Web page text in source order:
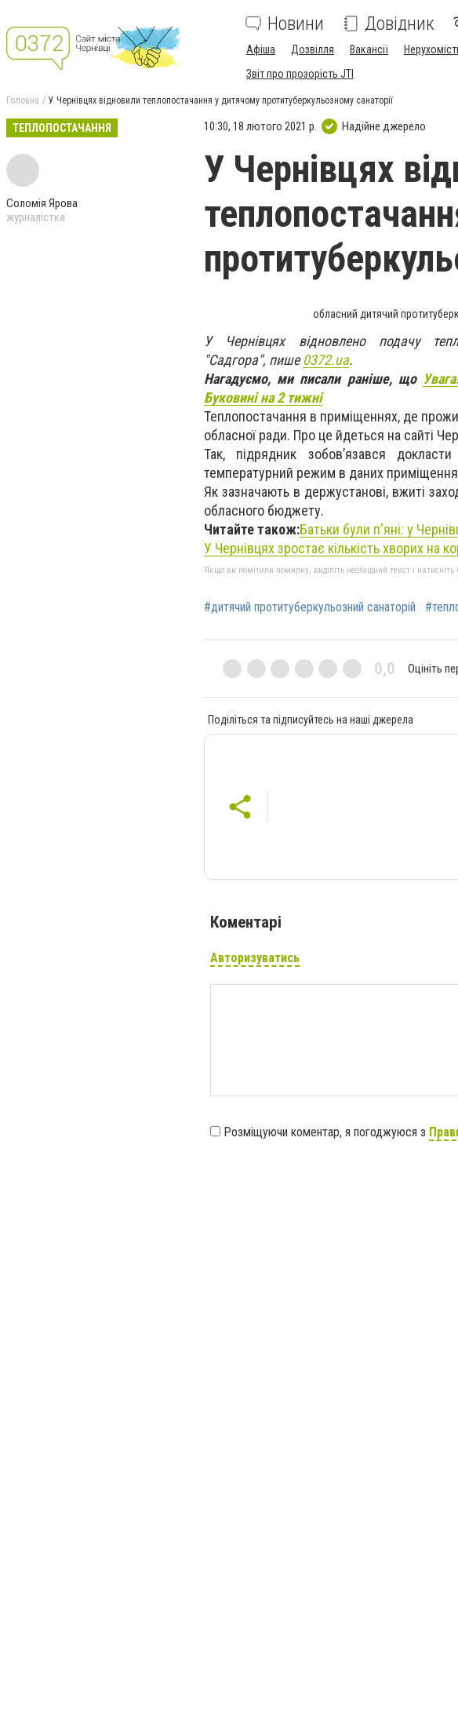
Новини Довідник
Афіша Дозвілля Вакансії
Звіт про прозорість JTI
Головна У Чернівцях відновили теплопостачання у дитячому протитуберкульозному санаторії
ТЕПЛОПОСТАЧАННЯ
Соломія Ярова
журналістка
10:30, 18 лютого 2021 р. Надійне джерело
У Чернівцях
обласний дитячий
У Чернівцях відновлено подачу
"Садгора", пише0372.ua.
Нагадуємо, ми писали раніше, що
Буковині на 2 тижні
Теплопостачання в приміщеннях, де
обласної ради. Про це йдеться на сайті
Так, підрядник зобов’язався
температурний режим в даних
Як зазначають в держустанові, вжиті
обласного бюджету.
Читайте також:Батьки були п'яні: у
У Чернівцях зростає кількість хворих на
Якщо ви помітили помилку, виділіть необхідний текст і
#дитячий протитуберкульозний санаторій
0,0 Оцініть
Поділіться та підписуйтесь на наші джерела
Коментарі
Авторизуватись
Розміщуючи коментар, я погоджуюся з